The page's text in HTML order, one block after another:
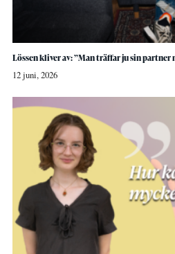
Lössen kliver av: ”Man träffar ju sin
12 juni, 2026